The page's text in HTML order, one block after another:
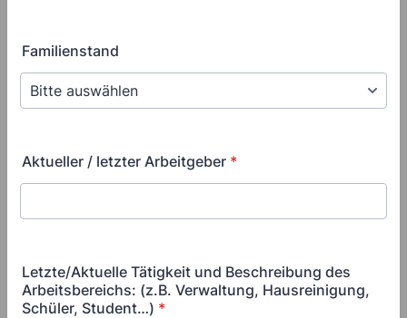
Familienstand
Aktueller / letzter Arbeitgeber *
Letzte/Aktuelle Tätigkeit und Beschreibung des
Arbeitsbereichs: (z.B. Verwaltung, Hausreinigung,
Schüler, Student…) *